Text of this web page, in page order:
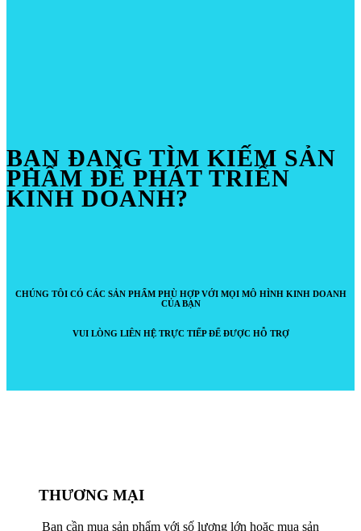
BẠN ĐANG TÌM KIẾM SẢN
PHẨM ĐỂ PHÁT TRIỂN
KINH DOANH?
CHÚNG TÔI CÓ CÁC SẢN PHẨM PHÙ HỢP VỚI MỌI MÔ HÌNH KINH DOANH
CỦA BẠN
VUI LÒNG LIÊN HỆ TRỰC TIẾP ĐỂ ĐƯỢC HỖ TRỢ
THƯƠNG MẠI
Bạn cần mua sản phẩm với số lượng lớn hoặc mua sản